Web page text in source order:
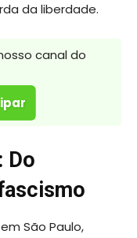
da liberdade.
canal do
Do
São Paulo,